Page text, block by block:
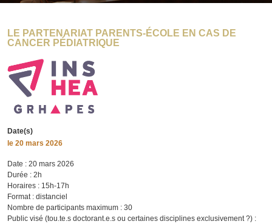
LE PARTENARIAT PARENTS-ÉCOLE EN CAS DE
CANCER PÉDIATRIQUE
Date(s)
le 20 mars 2026
Date : 20 mars 2026
Durée : 2h
Horaires : 15h-17h
Format : distanciel
Nombre de participants maximum : 30
Public visé (tou.te.s doctorant.e.s ou certaines disciplines exclusivement ?) :